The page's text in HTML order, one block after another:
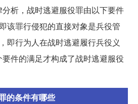
析，战时逃避服役罪由以下要件
该罪行侵犯的直接对象是兵役管
即行为人在战时逃避履行兵役义
件的满足才构成了战时逃避服役
的条件有哪些